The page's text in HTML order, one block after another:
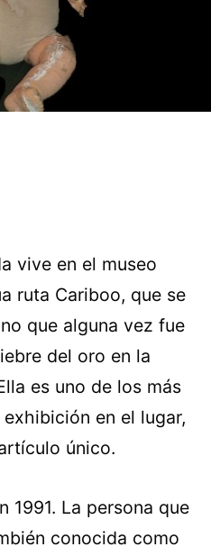
vive en el museo
ruta Cariboo, que se
que alguna vez fue
del oro en la
es uno de los más
en el lugar,
único.
1991. La persona que
conocida como